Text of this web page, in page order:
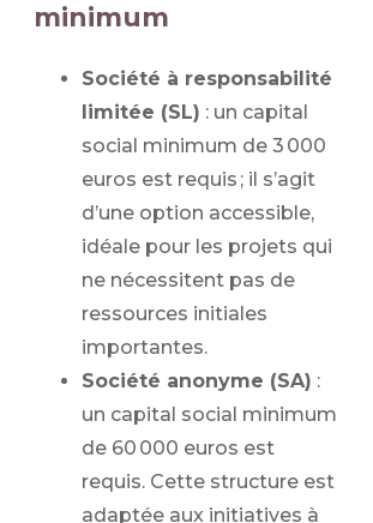
minimum
Société à responsabilité
limitée (SL) : un capital
social minimum de 3 000
euros est requis ; il s’agit
d’une option accessible,
idéale pour les projets qui
ne nécessitent pas de
ressources initiales
importantes.
Société anonyme (SA) :
un capital social minimum
de 60 000 euros est
requis. Cette structure est
adaptée aux initiatives à